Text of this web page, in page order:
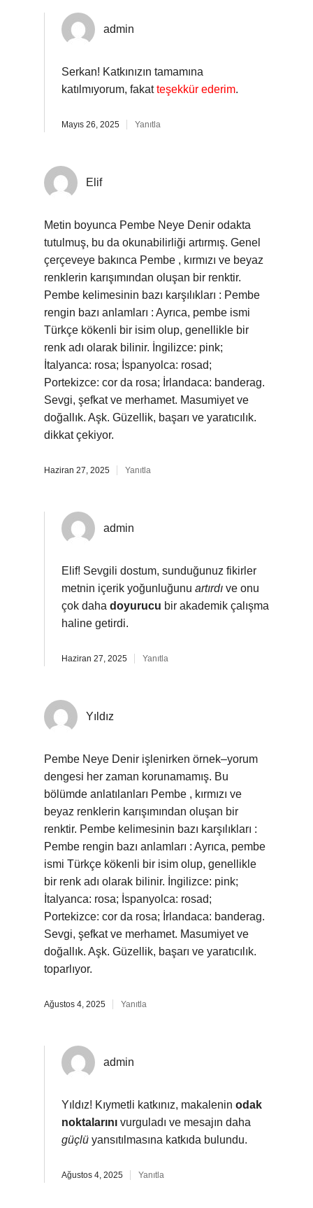
admin
Serkan! Katkınızın tamamına
katılmıyorum, fakatteşekkür ederim.
Mayıs 26, 2025 Yanıtla
Elif
Metin boyunca Pembe Neye Denir odakta
tutulmuş, bu da okunabilirliği artırmış. Genel
çerçeveye bakınca Pembe , kırmızı ve beyaz
renklerin karışımından oluşan bir renktir.
Pembe kelimesinin bazı karşılıkları : Pembe
rengin bazı anlamları : Ayrıca, pembe ismi
Türkçe kökenli bir isim olup, genellikle bir
renk adı olarak bilinir. İngilizce: pink;
İtalyanca: rosa; İspanyolca: rosad;
Portekizce: cor da rosa; İrlandaca: banderag.
Sevgi, şefkat ve merhamet. Masumiyet ve
doğallık. Aşk. Güzellik, başarı ve yaratıcılık.
dikkat çekiyor.
Haziran 27, 2025 Yanıtla
admin
Elif! Sevgili dostum, sunduğunuz fikirler
metnin içerik yoğunluğunu artırdı ve onu
çok daha doyurucu bir akademik çalışma
haline getirdi.
Haziran 27, 2025 Yanıtla
Yıldız
Pembe Neye Denir işlenirken örnek–yorum
dengesi her zaman korunamamış. Bu
bölümde anlatılanları Pembe , kırmızı ve
beyaz renklerin karışımından oluşan bir
renktir. Pembe kelimesinin bazı karşılıkları :
Pembe rengin bazı anlamları : Ayrıca, pembe
ismi Türkçe kökenli bir isim olup, genellikle
bir renk adı olarak bilinir. İngilizce: pink;
İtalyanca: rosa; İspanyolca: rosad;
Portekizce: cor da rosa; İrlandaca: banderag.
Sevgi, şefkat ve merhamet. Masumiyet ve
doğallık. Aşk. Güzellik, başarı ve yaratıcılık.
toparlıyor.
Ağustos 4, 2025 Yanıtla
admin
Yıldız! Kıymetli katkınız, makalenin odak
noktalarını vurguladı ve mesajın daha
güçlü yansıtılmasına katkıda bulundu.
Ağustos 4, 2025 Yanıtla